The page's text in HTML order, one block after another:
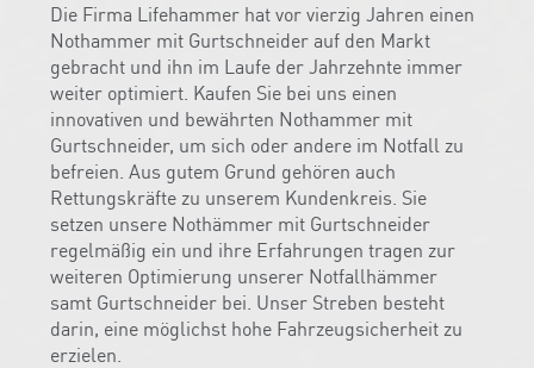
Die Firma Lifehammer hat vor vierzig Jahren einen
Nothammer mit Gurtschneider auf den Markt
gebracht und ihn im Laufe der Jahrzehnte immer
weiter optimiert. Kaufen Sie bei uns einen
innovativen und bewährten Nothammer mit
Gurtschneider, um sich oder andere im Notfall zu
befreien. Aus gutem Grund gehören auch
Rettungskräfte zu unserem Kundenkreis. Sie
setzen unsere Nothämmer mit Gurtschneider
regelmäßig ein und ihre Erfahrungen tragen zur
weiteren Optimierung unserer Notfallhämmer
samt Gurtschneider bei. Unser Streben besteht
darin, eine möglichst hohe Fahrzeugsicherheit zu
erzielen.